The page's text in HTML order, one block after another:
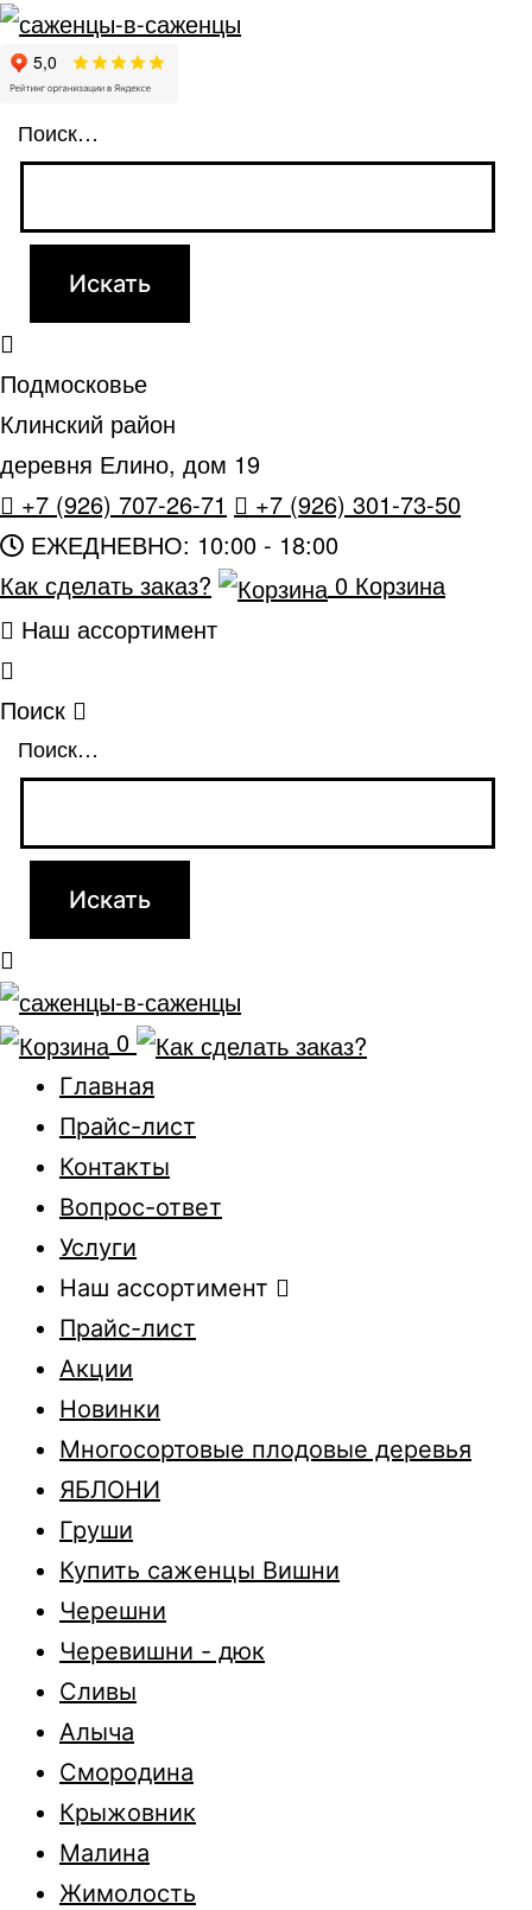
Поиск…
Подмосковье
Клинский район
деревня Елино, дом 19
+7 (926) 707-26-71
+7 (926) 301-73-50
ЕЖЕДНЕВНО: 10:00 - 18:00
Как сделать заказ?
0 Корзина
Наш ассортимент
Поиск
Поиск…
0
Главная
Прайс-лист
Контакты
Вопрос-ответ
Услуги
Наш ассортимент
Прайс-лист
Акции
Новинки
Многосортовые плодовые деревья
ЯБЛОНИ
Груши
Купить саженцы Вишни
Черешни
Черевишни - дюк
Сливы
Алыча
Смородина
Крыжовник
Малина
Жимолость